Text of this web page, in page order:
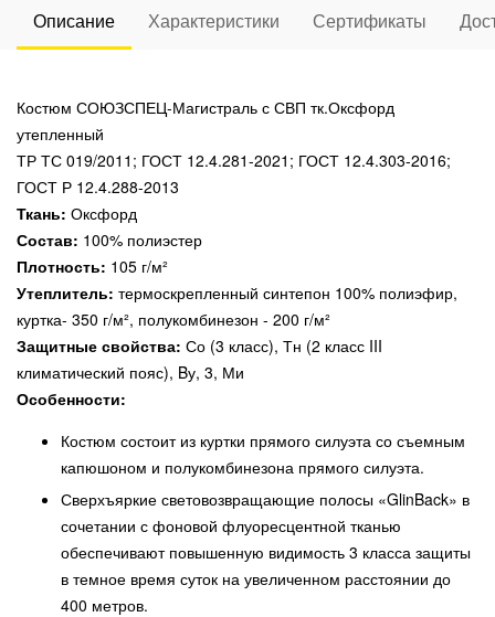
Описание Характеристики Сертификаты
Костюм СОЮЗСПЕЦ-Магистраль с СВП тк.Оксфорд
утепленный
ТР ТС 019/2011; ГОСТ 12.4.281-2021; ГОСТ 12.4.303-2016;
ГОСТ Р 12.4.288-2013
Ткань: Оксфорд
Состав: 100% полиэстер
Плотность: 105 г/м²
Утеплитель: термоскрепленный синтепон 100% полиэфир,
куртка- 350 г/м², полукомбинезон - 200 г/м²
Защитные свойства: Со (3 класс), Тн (2 класс III
климатический пояс), Bу, 3, Ми
Особенности:
Костюм состоит из куртки прямого силуэта со съемным
капюшоном и полукомбинезона прямого силуэта.
Сверхъяркие световозвращающие полосы «GlinBack» в
сочетании с фоновой флуоресцентной тканью
обеспечивают повышенную видимость 3 класса защиты
в темное время суток на увеличенном расстоянии до
400 метров.